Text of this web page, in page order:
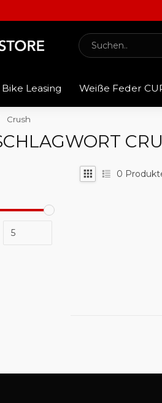
Bike Leasing Weiße Feder
Crush
0